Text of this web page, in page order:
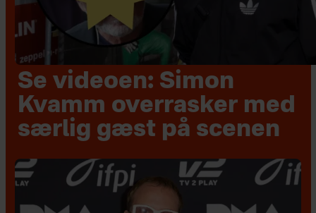
Se videoen: Simon
Kvamm overrasker med
særlig gæst på scenen